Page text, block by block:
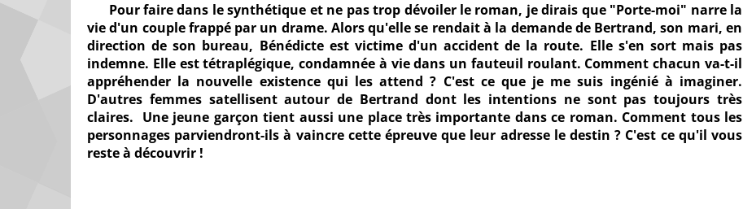
Pour faire dans le synthétique et ne pas trop dévoiler le roman, je dirais que "Porte-moi" narre la
vie d'un couple frappé par un drame. Alors qu'elle se rendait à la demande de Bertrand, son mari, en
direction de son bureau, Bénédicte est victime d'un accident de la route. Elle s'en sort mais pas
indemne. Elle est tétraplégique, condamnée à vie dans un fauteuil roulant. Comment chacun va-t-il
appréhender la nouvelle existence qui les attend ? C'est ce que je me suis ingénié à imaginer.
D'autres femmes satellisent autour de Bertrand dont les intentions ne sont pas toujours très
claires. Une jeune garçon tient aussi une place très importante dans ce roman. Comment tous les
personnages parviendront-ils à vaincre cette épreuve que leur adresse le destin ? C'est ce qu'il vous
reste à découvrir !